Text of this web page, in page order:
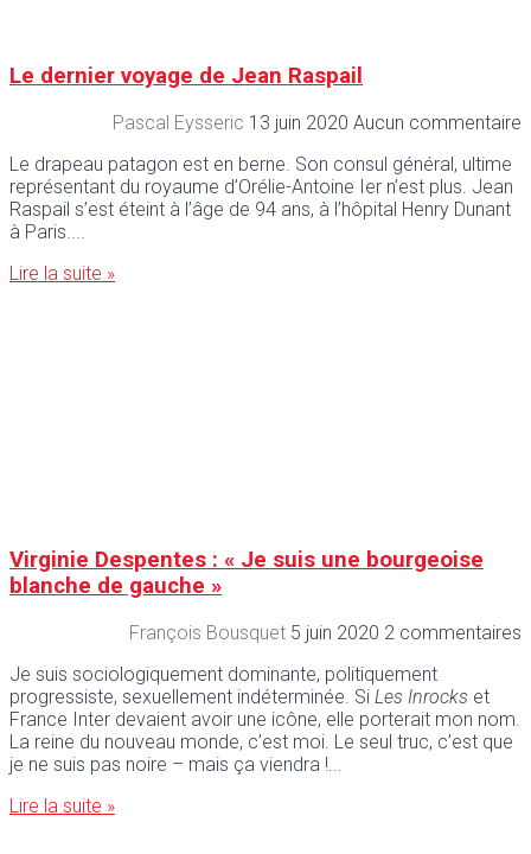
Le dernier voyage de Jean Raspail
Pascal Eysseric 13 juin 2020 Aucun commentaire
Le drapeau patagon est en berne. Son consul général, ultime
représentant du royaume d’Orélie-Antoine Ier n’est plus. Jean
Raspail s’est éteint à l’âge de 94 ans, à l’hôpital Henry Dunant
à Paris.
Lire la suite »
Virginie Despentes : « Je suis une bourgeoise
blanche de gauche »
François Bousquet 5 juin 2020 2 commentaires
Je suis sociologiquement dominante, politiquement
progressiste, sexuellement indéterminée. Si Les Inrocks et
France Inter devaient avoir une icône, elle porterait mon nom.
La reine du nouveau monde, c’est moi. Le seul truc, c’est que
je ne suis pas noire – mais ça viendra !
Lire la suite »